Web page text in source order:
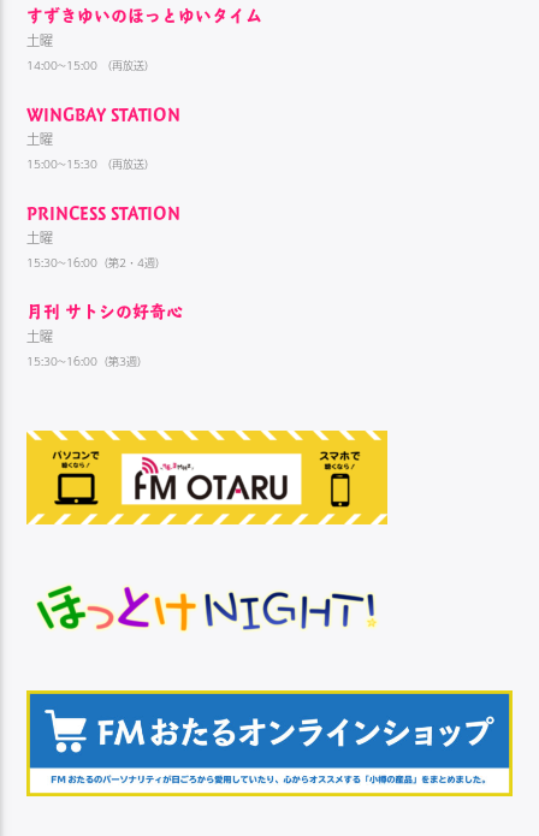
すずきゆいのほっとゆいタイム
土曜
14:00~15:00 （再放送）
WINGBAY STATION
土曜
15:00~15:30 （再放送）
PRINCESS STATION
土曜
15:30~16:00（第2・4週）
月刊 サトシの好奇心
土曜
15:30~16:00（第3週）